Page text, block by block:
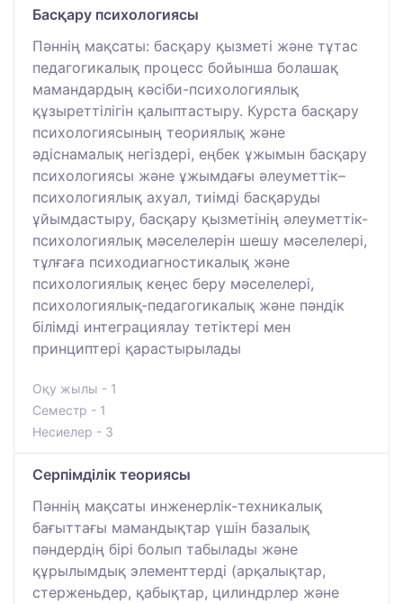
Басқару психологиясы
Пәннің мақсаты: басқару қызметі және тұтас
педагогикалық процесс бойынша болашақ
мамандардың кәсіби-психологиялық
құзыреттілігін қалыптастыру. Курста басқару
психологиясының теориялық және
әдіснамалық негіздері, еңбек ұжымын басқару
психологиясы және ұжымдағы әлеуметтік–
психологиялық ахуал, тиімді басқаруды
ұйымдастыру, басқару қызметінің әлеуметтік-
психологиялық мәселелерін шешу мәселелері,
тұлғаға психодиагностикалық және
психологиялық кеңес беру мәселелері,
психологиялық-педагогикалық және пәндік
білімді интеграциялау тетіктері мен
принциптері қарастырылады
Оқу жылы - 1
Семестр - 1
Несиелер - 3
Серпімділік теориясы
Пәннің мақсаты инженерлік-техникалық
бағыттағы мамандықтар үшін базалық
пәндердің бірі болып табылады және
құрылымдық элементтерді (арқалықтар,
стерженьдер, қабықтар, цилиндрлер және